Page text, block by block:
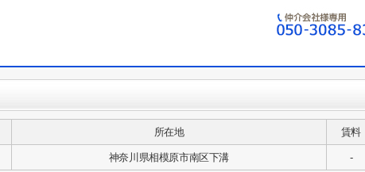
所在地 賃料
神奈川県相模原市南区下溝 -